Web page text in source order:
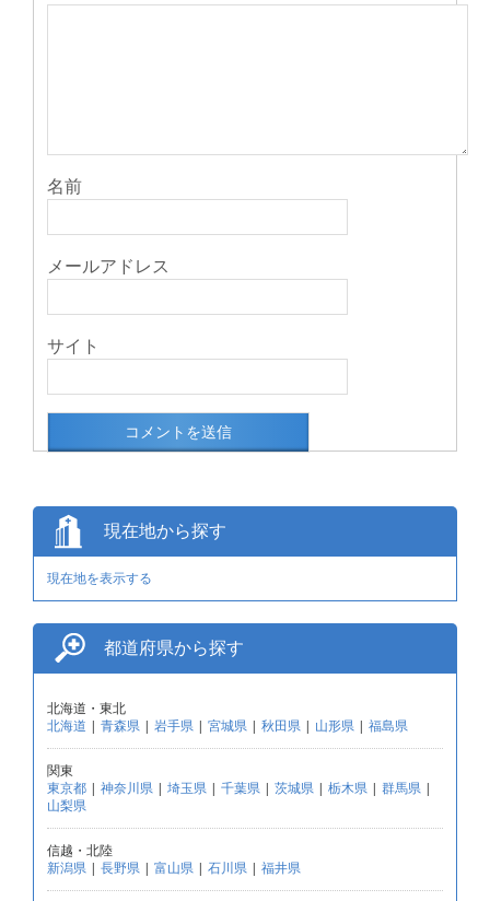
名前
メールアドレス
サイト
現在地から探す
現在地を表示する
都道府県から探す
北海道・東北
北海道 | 青森県 | 岩手県 | 宮城県 | 秋田県 | 山形県 | 福島県
関東
東京都 | 神奈川県 | 埼玉県 | 千葉県 | 茨城県 | 栃木県 | 群馬県 |
山梨県
信越・北陸
新潟県 | 長野県 | 富山県 | 石川県 | 福井県